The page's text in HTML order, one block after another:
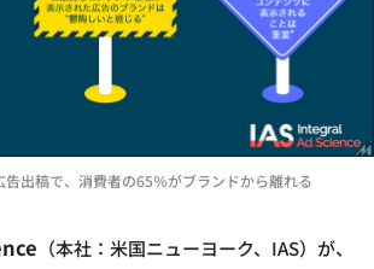
出稿で、消費者の65％がブランドから離れる
（本社：米国ニューヨーク、IAS）が、